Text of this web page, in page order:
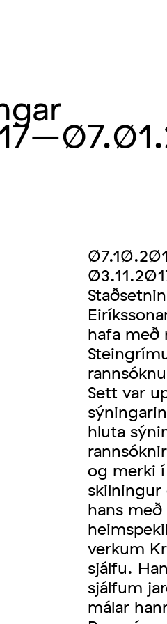
hafa með
Sett var
hluta
og merki
skilningur
hans
verkum
sjálfu.
sjálfum
málar